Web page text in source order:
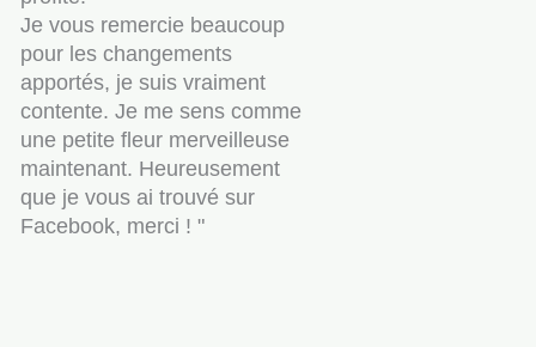
Je vous remercie beaucoup
pour les changements
apportés, je suis vraiment
contente. Je me sens comme
une petite fleur merveilleuse
maintenant. Heureusement
que je vous ai trouvé sur
Facebook, merci ! "